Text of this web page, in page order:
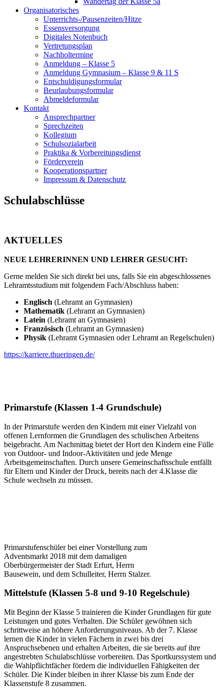
Organisatorisches
Unterrichts-/Pausenzeiten/Hitze
Essensversorgung
Digitales Notenbuch
Vertretungsplan
Nachholtermine
Anmeldung – Klasse 5
Anmeldung Gymnasium – Klasse 9 & 11 S
Entschuldigungsformular
Beurlaubungsformular
Abmeldeformular
Kontakt
Ansprechpartner
Sprechzeiten
Kollegium
Schulsozialarbeit
Praktika & Vorbereitungsdienst
Förderverein
Kooperationspartner
Impressum & Datenschutz
Schulabschlüsse
AKTUELLES
NEUE LEHRERINNEN UND LEHRER GESUCHT:
Gerne melden Sie sich direkt bei uns, falls Sie ein abgeschlossenes
Lehramtsstudium mit folgendem Fach/Abschluss haben:
Englisch (Lehramt an Gymnasien)
Mathematik (Lehramt an Gymnasien)
Latein (Lehramt an Gymnasien)
Französisch (Lehramt an Gymnasien)
Physik (Lehramt Gymnasien oder Lehramt an Regelschulen)
https://karriere.thueringen.de/
Primarstufe (Klassen 1-4 Grundschule)
In der Primarstufe werden den Kindern mit einer Vielzahl von
offenen Lernformen die Grundlagen des schulischen Arbeitens
beigebracht. Am Nachmittag bietet der Hort den Kindern eine Fülle
von Outdoor- und Indoor-Aktivitäten und jede Menge
Arbeitsgemeinschaften. Durch unsere Gemeinschaftsschule entfällt
für Eltern und Kinder der Druck, bereits nach der 4.Klasse die
Schule wechseln zu müssen.
Primarstufenschüler bei einer Vorstellung zum
Adventsmarkt 2018 mit dem damaligen
Oberbürgermeister der Stadt Erfurt, Herrn
Bausewein, und dem Schulleiter, Herrn Stalzer.
Mittelstufe (Klassen 5-8 und 9-10 Regelschule)
Mit Beginn der Klasse 5 trainieren die Kinder Grundlagen für gute
Leistungen und gutes Verhalten. Die Schüler gewöhnen sich
schrittweise an höhere Anforderungsniveaus. Ab der 7. Klasse
lernen die Kinder in vielen Fächern in zwei bis drei
Anspruchsebenen und erhalten Arbeiten, die sie bereits auf ihre
angestrebten Schulabschlüsse vorbereiten. Das Sportkurssystem und
die Wahlpflichtfächer fördern die individuellen Fähigkeiten der
Schüler. Die Kinder bleiben in ihrer Klasse bis zum Ende der
Klassenstufe 8 zusammen.